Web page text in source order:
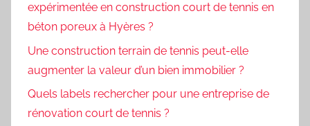
expérimentée en construction court de tennis en
béton poreux à Hyères ?
Une construction terrain de tennis peut-elle
augmenter la valeur d’un bien immobilier ?
Quels labels rechercher pour une entreprise de
rénovation court de tennis ?